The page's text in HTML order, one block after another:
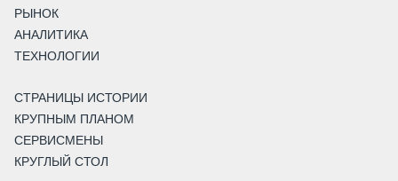
РЫНОК
АНАЛИТИКА
ТЕХНОЛОГИИ
СТРАНИЦЫ ИСТОРИИ
КРУПНЫМ ПЛАНОМ
СЕРВИСМЕНЫ
КРУГЛЫЙ СТОЛ